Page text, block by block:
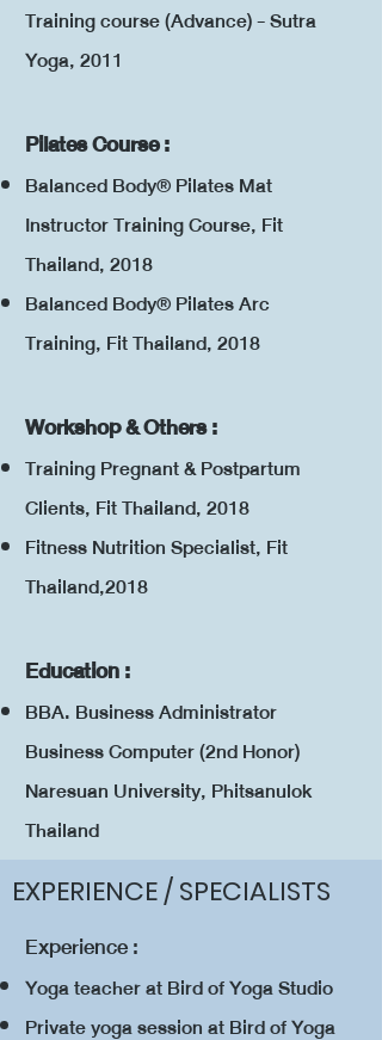
Training course (Advance)- Sutra
Yoga, 2011
Pilates Course :
Balanced Body® Pilates Mat
Instructor Training Course, Fit
Thailand, 2018
Balanced Body® Pilates Arc
Training, Fit Thailand, 2018
Workshop & Others :
Training Pregnant & Postpartum
Clients, Fit Thailand, 2018
Fitness Nutrition Specialist, Fit
Thailand,2018
Education :
BBA. Business Administrator
Business Computer (2nd Honor)
Naresuan University, Phitsanulok
Thailand
EXPERIENCE / SPECIALISTS
Experience :
Yoga teacher at Bird of Yoga Studio
Private yoga session at Bird of Yoga